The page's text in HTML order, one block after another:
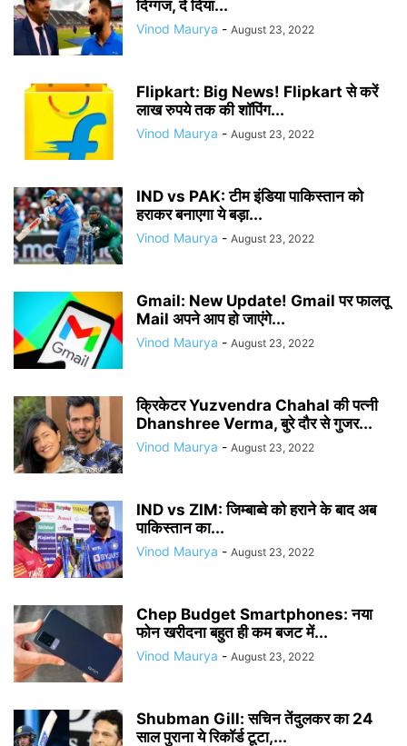
दिग्गज, दे दिया...
Vinod Maurya - August 23, 2022
Flipkart: Big News! Flipkart से करें
लाख रुपये तक की शॉपिंग...
Vinod Maurya - August 23, 2022
IND vs PAK: टीम इंडिया पाकिस्तान को
हराकर बनाएगा ये बड़ा...
Vinod Maurya - August 23, 2022
Gmail: New Update! Gmail पर फालतू
Mail अपने आप हो जाएंगे...
Vinod Maurya - August 23, 2022
क्रिकेटर Yuzvendra Chahal की पत्नी
Dhanshree Verma, बुरे दौर से गुजर...
Vinod Maurya - August 23, 2022
IND vs ZIM: जिम्बाब्वे को हराने के बाद अब
पाकिस्तान का...
Vinod Maurya - August 23, 2022
Chep Budget Smartphones: नया
फोन खरीदना बहुत ही कम बजट में...
Vinod Maurya - August 23, 2022
Shubman Gill: सचिन तेंदुलकर का 24
साल पुराना ये रिकॉर्ड टूटा,...